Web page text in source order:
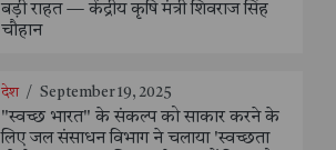
बड़ी राहत — केंद्रीय कृषि मंत्री शिवराज सिंह
चौहान
देश / September 19, 2025
"स्वच्छ भारत" के संकल्प को साकार करने के
लिए जल संसाधन विभाग ने चलाया 'स्वच्छता